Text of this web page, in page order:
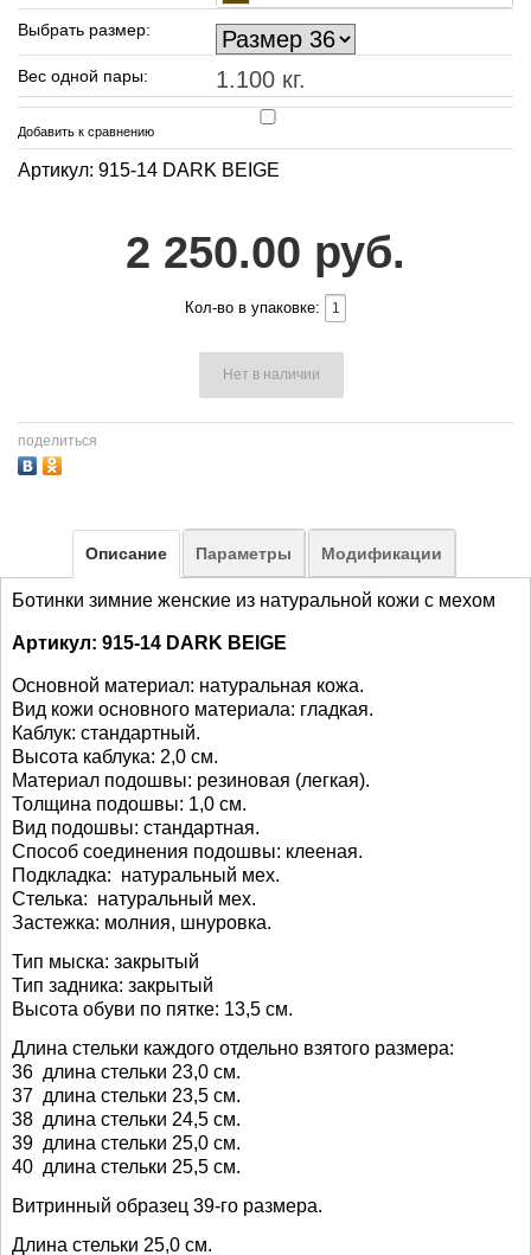
Выбрать размер:
Вес одной пары: 1.100 кг.
Добавить к сравнению
Артикул: 915-14 DARK BEIGE
2 250.00 руб.
Кол-во в упаковке:
Нет в наличии
поделиться
Описание Параметры Модификации
Ботинки зимние женские из натуральной кожи с мехом
Артикул: 915-14 DARK BEIGE
Основной материал: натуральная кожа.
Вид кожи основного материала: гладкая.
Каблук: стандартный.
Высота каблука: 2,0 см.
Материал подошвы: резиновая (легкая).
Толщина подошвы: 1,0 см.
Вид подошвы: стандартная.
Способ соединения подошвы: клееная.
Подкладка: натуральный мех.
Стелька: натуральный мех.
Застежка: молния, шнуровка.
Тип мыска: закрытый
Тип задника: закрытый
Высота обуви по пятке: 13,5 см.
Длина стельки каждого отдельно взятого размера:
36 длина стельки 23,0 см.
37 длина стельки 23,5 см.
38 длина стельки 24,5 см.
39 длина стельки 25,0 см.
40 длина стельки 25,5 см.
Витринный образец 39-го размера.
Длина стельки 25,0 см.